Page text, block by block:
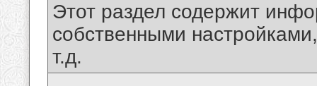
Этот раздел содержит
собственными
т.д.